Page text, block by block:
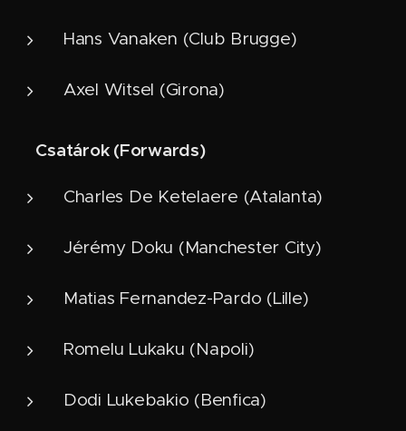
Hans Vanaken (Club Brugge)
Axel Witsel (Girona)
Csatárok (Forwards)
Charles De Ketelaere (Atalanta)
Jérémy Doku (Manchester City)
Matias Fernandez-Pardo (Lille)
Romelu Lukaku (Napoli)
Dodi Lukebakio (Benfica)